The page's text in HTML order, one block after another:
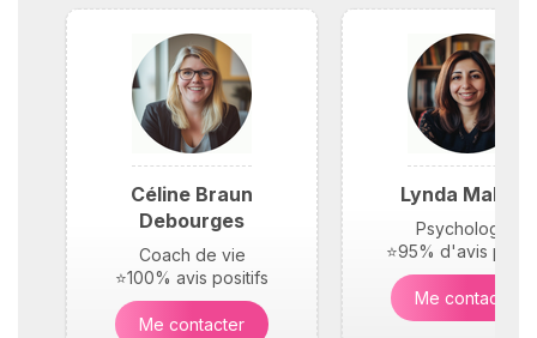
Céline Braun
Debourges
Coach de vie
⭐100% avis positifs
Me contacter
Lynda Maloufi
Psychologue
⭐95% d'avis
Me contacter